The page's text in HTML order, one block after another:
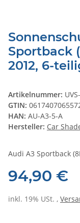
Sportback
2012, 6-
Artikelnummer:
GTIN:
HAN: AU-A3-5-A
Hersteller: Car
Audi A3 Sportback
94,90 €
inkl. 19% USt. ,